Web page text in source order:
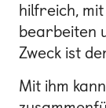
hilfreich,
bearbeiten
Zweck ist
Mit ihm